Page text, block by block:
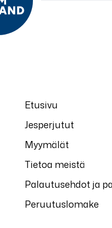
Etusivu
Jesperjutut
Myymälät
Tietoa meistä
Palautusehdot ja
Peruutuslomake